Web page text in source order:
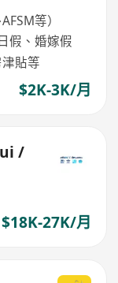
等）
假、婚嫁假
貼等
$2K-3K/月
/
$18K-27K/月